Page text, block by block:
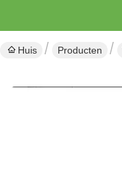
Huis Producten